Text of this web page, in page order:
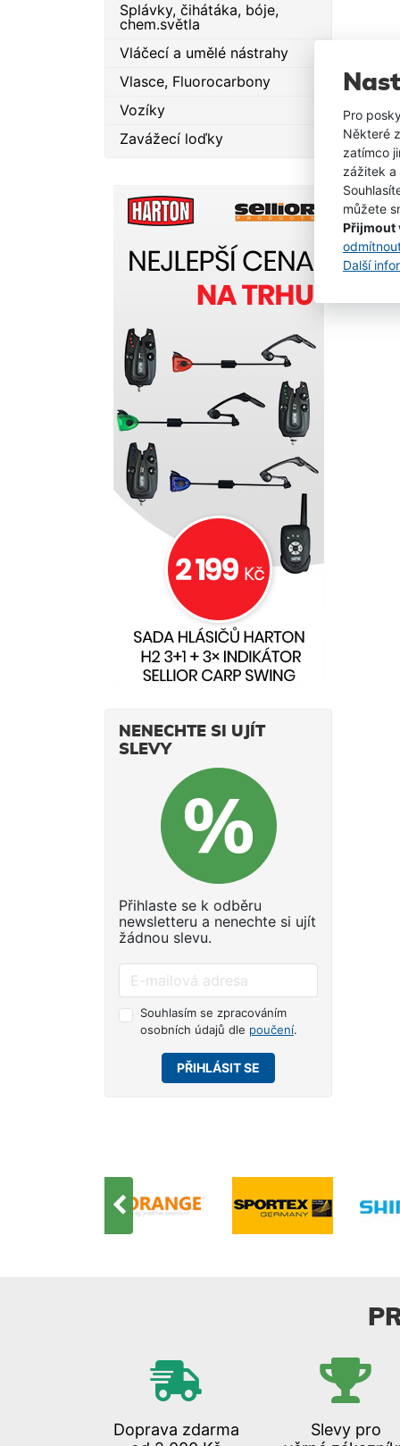
Pro
Některé
zatímco
zážitek a
můžete
Přijmout
Další
Splávky, čihátáka, bóje,
chem.světla
Vláčecí a umělé nástrahy
Vlasce, Fluorocarbony
Vozíky
Zavážecí loďky
NENECHTE SI UJÍT
SLEVY
Přihlaste se k odběru
newsletteru a nenechte si ujít
žádnou slevu.
Souhlasím se zpracováním
osobních údajů dle poučení.
PŘIHLÁSIT SE
Doprava zdarma
Slevy pro